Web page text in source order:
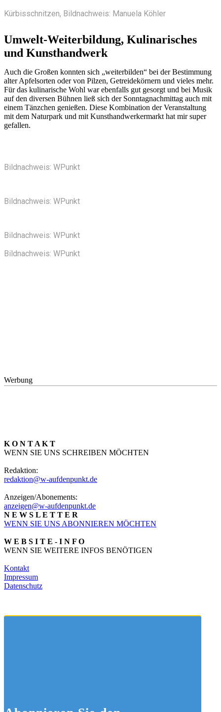
Kürbisschnitzen, Bildnachweis: Manuela Köhler
Umwelt-Weiterbildung, Kulinarisches
und Kunsthandwerk
Auch die Großen konnten sich „weiterbilden“ bei der Bestimmung
alter Apfelsorten oder von Pilzen, Getreidekörnern und vieles mehr.
Für das kulinarische Wohl war ebenfalls gut gesorgt und bei Musik
auf den diversen Bühnen ließ sich der Sonntagnachmittag auch mit
einem Tänzchen genießen. Diese Kombination der Veranstaltung
mit dem Naturpark und mit Kunsthandwerkermarkt hat mir super
gefallen.
Bildnachweis: WPunkt
Bildnachweis: WPunkt
Bildnachweis: WPunkt
Bildnachweis: WPunkt
Werbung
K O N T A K T
WENN SIE UNS SCHREIBEN MÖCHTEN
Redaktion:
redaktion@w-aufdenpunkt.de
Anzeigen/Abonements:
anzeigen@w-aufdenpunkt.de
N E W S L E T T E R
WENN SIE UNS ABONNIEREN MÖCHTEN
W E B S I T E - I N F O
WENN SIE WEITERE INFOS BENÖTIGEN
Kontakt
Impressum
Datenschutz